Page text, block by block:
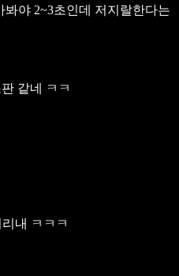
봐야 2~3초인데 저지랄한다는
같네 ㅋㅋ
내 ㅋㅋㅋ